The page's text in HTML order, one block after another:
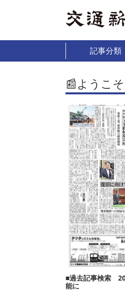
記事分類
📰ようこ
■過去記事検索
能に